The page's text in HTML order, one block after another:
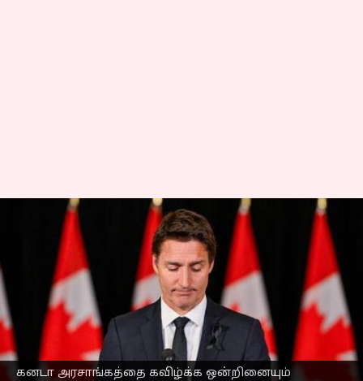
கனடா அரசாங்கத்தை கவிழ்க்க ஒன்றினையும்
பதவி விலக கனடா
பிரதமருக்கு வழங்கப்பட்ட
காலக்கெடு
முடிவடைந்தது;
அரசாங்கத்தை கவிழ்க்க
ஒன்றினையும்
எதிர்க்கட்சிகள்